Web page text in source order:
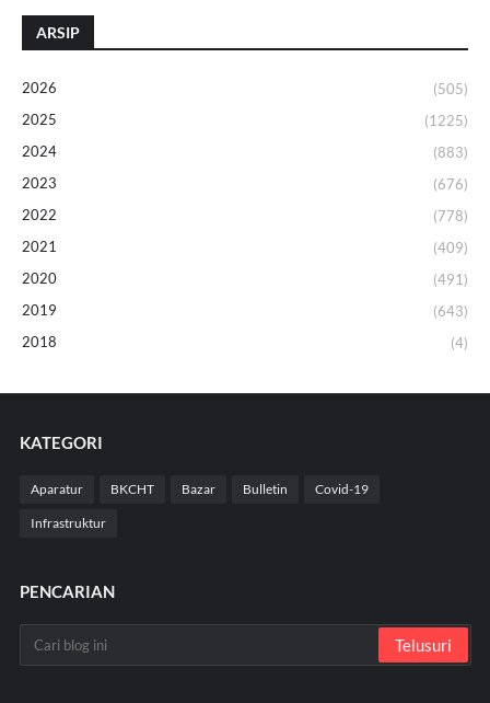
ARSIP
2026
(505)
2025
(1225)
2024
(883)
2023
(676)
2022
(778)
2021
(409)
2020
(491)
2019
(643)
2018
(4)
KATEGORI
Aparatur BKCHT Bazar Bulletin Covid-19
Infrastruktur
PENCARIAN